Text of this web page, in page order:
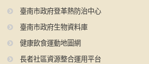
臺南市政府登革熱防治中心
臺南市政府生物資料庫
健康飲食運動地圖網
長者社區資源整合運用平台